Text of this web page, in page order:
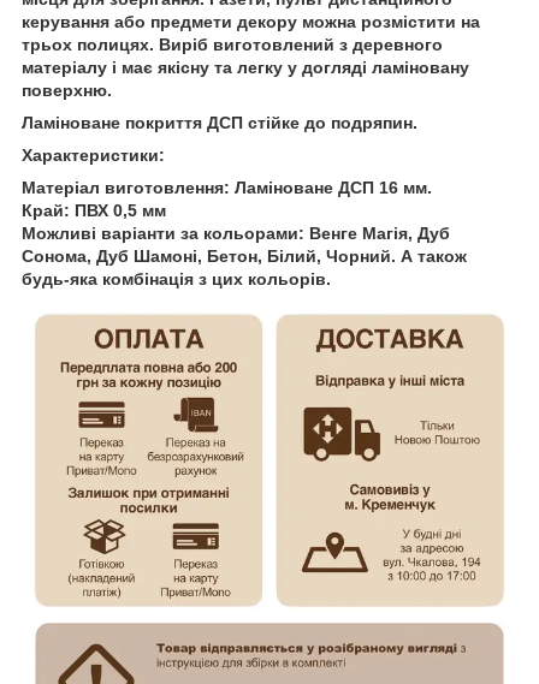
керування або предмети декору можна розмістити на
трьох полицях. Виріб виготовлений з деревного
матеріалу і має якісну та легку у догляді ламіновану
поверхню.
Ламіноване покриття ДСП стійке до подряпин.
Характеристики:
Матеріал виготовлення: Ламіноване ДСП 16 мм.
Край: ПВХ 0,5 мм
Можливі варіанти за кольорами: Венге Магія, Дуб
Сонома, Дуб Шамоні, Бетон, Білий, Чорний. А також
будь-яка комбінація з цих кольорів.